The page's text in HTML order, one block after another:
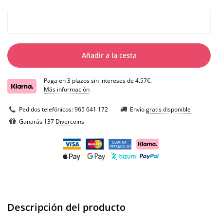
Añadir a la cesta
Paga en 3 plazos sin intereses de 4.57€.
Más información
Pedidos telefónicos:965 641 172 Envíogratis disponible
Ganarás 137 Divercoins
Descripción del producto